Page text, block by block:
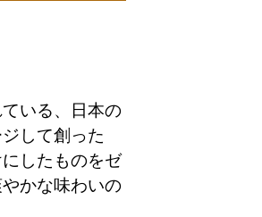
いる、日本の
して創った
したものをゼ
かな味わいの